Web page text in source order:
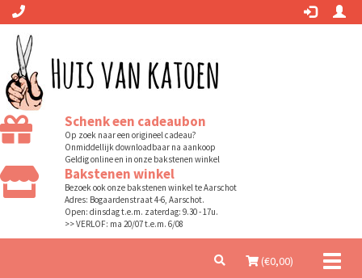
Schenk een cadeaubon
Op zoek naar een origineel cadeau?
Onmiddellijk downloadbaar na aankoop
Geldig online en in onze bakstenen winkel
Bakstenen winkel
Bezoek ook onze bakstenen winkel te Aarschot
Adres: Bogaardenstraat 4-6, Aarschot.
Open: dinsdag t.e.m. zaterdag: 9.30 - 17u.
>> VERLOF: ma 20/07 t.e.m. 6/08
(€0,00)